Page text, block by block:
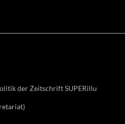
der Zeitschrift SUPERillu